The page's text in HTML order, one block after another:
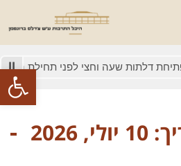
פתח
דלתות שעה וחצי לפני תחילת המופע